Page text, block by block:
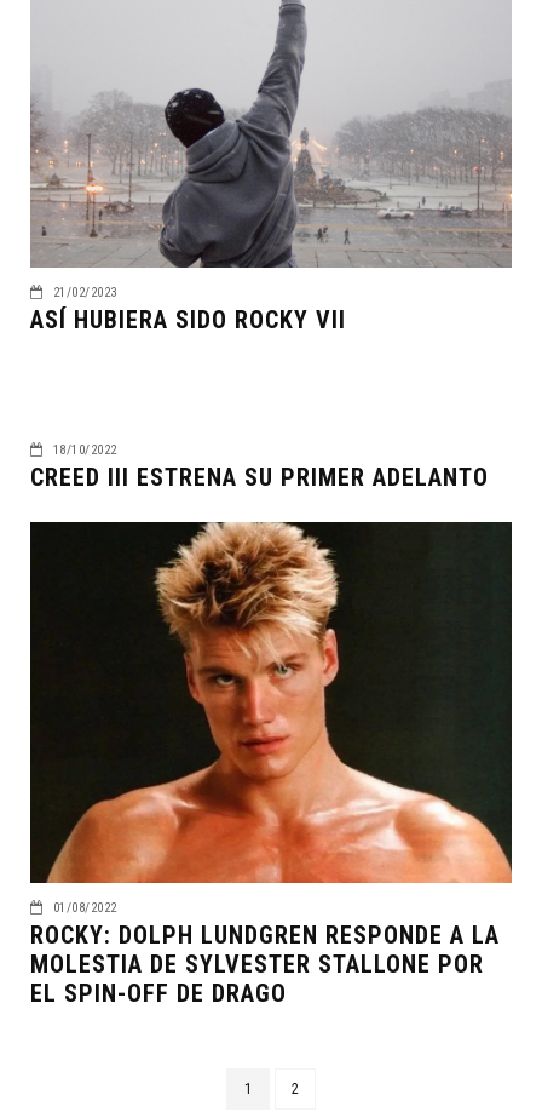
21/02/2023
ASÍ HUBIERA SIDO ROCKY VII
18/10/2022
CREED III ESTRENA SU PRIMER ADELANTO
01/08/2022
ROCKY: DOLPH LUNDGREN RESPONDE A LA
MOLESTIA DE SYLVESTER STALLONE POR
EL SPIN-OFF DE DRAGO
1 2